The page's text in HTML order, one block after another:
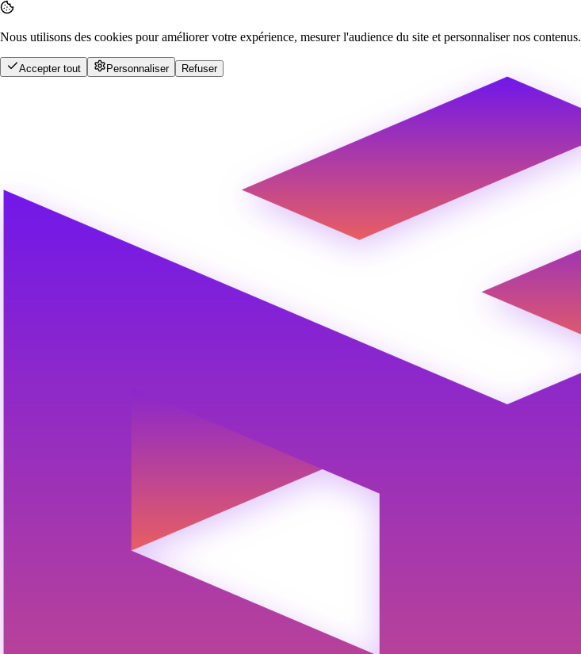
Nous utilisons des cookies pour améliorer votre expérience, mesurer l'audience du site et personnaliser nos contenus.
Accepter tout Personnaliser Refuser